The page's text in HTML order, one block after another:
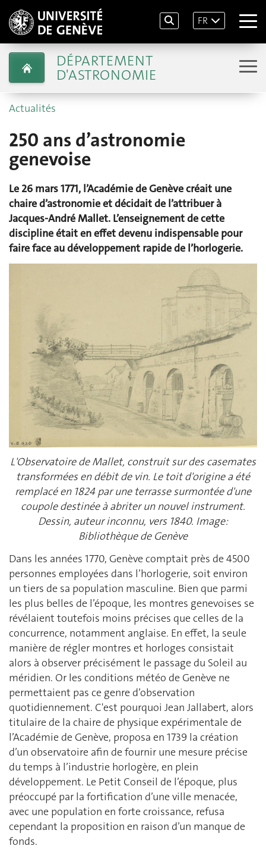
FR
DÉPARTEMENT
D'ASTRONOMIE
Actualités
250 ans d’astronomie
genevoise
Le 26 mars 1771, l’Académie de Genève créait une
chaire d’astronomie et décidait de l’attribuer à
Jacques-André Mallet. L’enseignement de cette
discipline était en effet devenu indispensable pour
faire face au développement rapide de l’horlogerie.
L'Observatoire de Mallet, construit sur des casemates
transformées en débit de vin. Le toit d'origine a été
remplacé en 1824 par une terrasse surmontée d'une
coupole destinée à abriter un nouvel instrument.
Dessin, auteur inconnu, vers 1840. Image:
Bibliothèque de Genève
Dans les années 1770, Genève comptait près de 4500
personnes employées dans l’horlogerie, soit environ
un tiers de sa population masculine. Bien que parmi
les plus belles de l’époque, les montres genevoises se
révélaient toutefois moins précises que celles de la
concurrence, notamment anglaise. En effet, la seule
manière de régler montres et horloges consistait
alors à observer précisément le passage du Soleil au
méridien. Or les conditions météo de Genève ne
permettaient pas ce genre d’observation
quotidiennement. C'est pourquoi Jean Jallabert, alors
titulaire de la chaire de physique expérimentale de
l’Académie de Genève, proposa en 1739 la création
d’un observatoire afin de fournir une mesure précise
du temps à l’industrie horlogère, en plein
développement. Le Petit Conseil de l’époque, plus
préoccupé par la fortification d’une ville menacée,
avec une population en forte croissance, refusa
cependant la proposition en raison d’un manque de
fonds.